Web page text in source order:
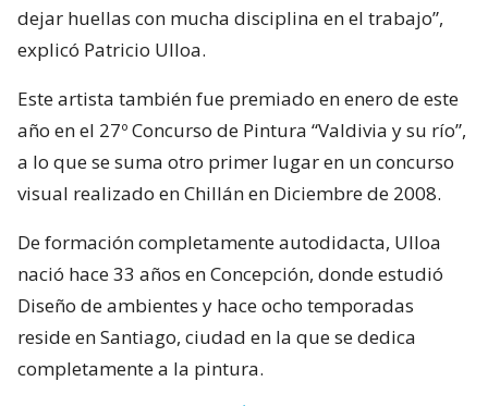
dejar huellas con mucha disciplina en el trabajo”,
explicó Patricio Ulloa.
Este artista también fue premiado en enero de este
año en el 27º Concurso de Pintura “Valdivia y su río”,
a lo que se suma otro primer lugar en un concurso
visual realizado en Chillán en Diciembre de 2008.
De formación completamente autodidacta, Ulloa
nació hace 33 años en Concepción, donde estudió
Diseño de ambientes y hace ocho temporadas
reside en Santiago, ciudad en la que se dedica
completamente a la pintura.